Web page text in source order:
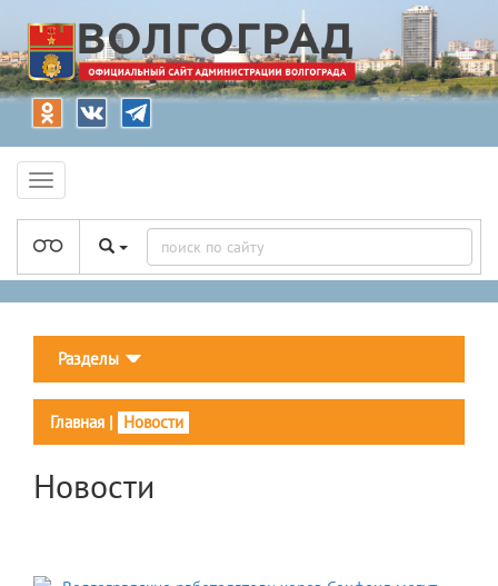
Разделы
Главная | Новости
Новости